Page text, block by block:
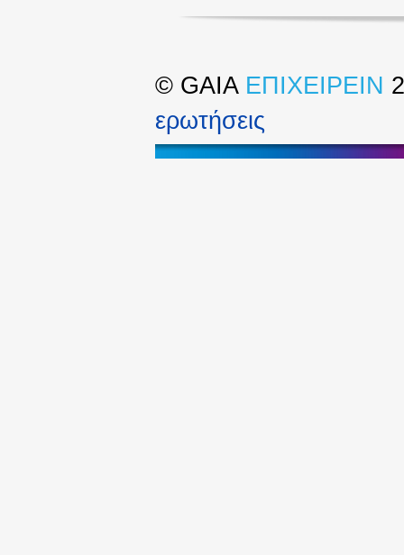
© GAIA ΕΠΙΧΕΙΡΕΙΝ
ερωτήσεις